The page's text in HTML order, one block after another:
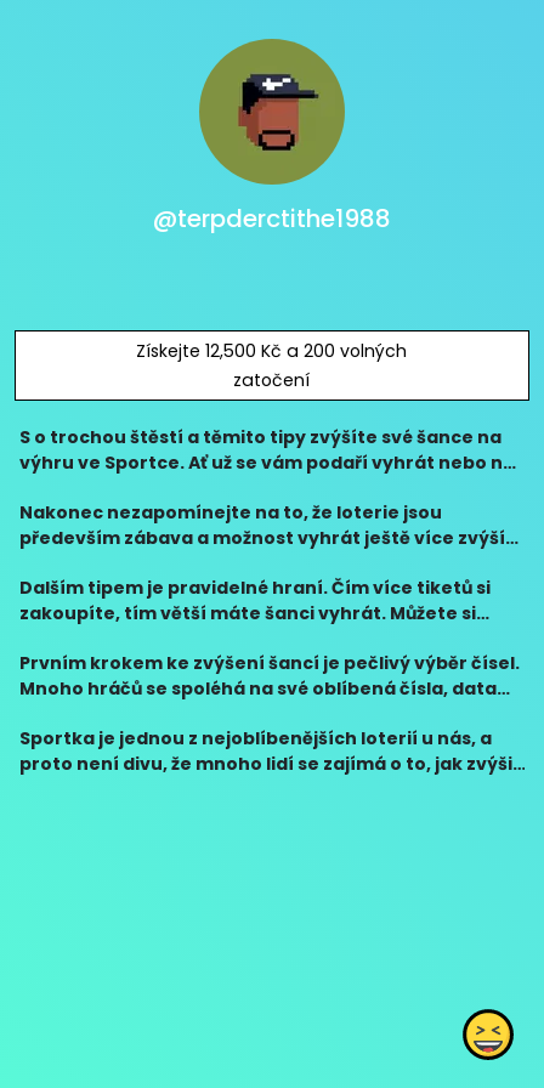
@terpderctithe1988
Získejte 12,500 Kč a 200 volných
zatočení
S o trochou štěstí a těmito tipy zvýšíte své šance na
výhru ve Sportce. Ať už se vám podaří vyhrát nebo ne,
naději na štěstí.
Nakonec nezapomínejte na to, že loterie jsou
především zábava a možnost vyhrát ještě více zvýší
neinvestujte do loterií více peněz, než si můžete
skutečně dovo
Dalším tipem je pravidelné hraní. Čím více tiketů si
zakoupíte, tím větší máte šanci vyhrát. Můžete si
jednou týdně, a dodržovat ho. Pravidelné hraní
Prvním krokem ke zvýšení šancí je pečlivý výběr čísel.
Mnoho hráčů se spoléhá na své oblíbená čísla, data
čísla jsou často omezena na nižší rozsah,
Sportka je jednou z nejoblíbenějších loterií u nás, a
proto není divu, že mnoho lidí se zajímá o to, jak zvýšit